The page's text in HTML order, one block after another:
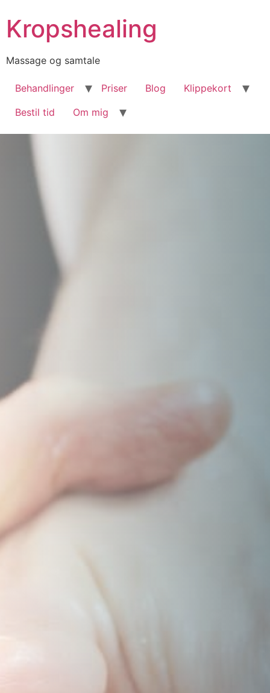
Kropshealing
Massage og samtale
Behandlinger Priser Blog
Klippekort
Bestil tid
Om mig